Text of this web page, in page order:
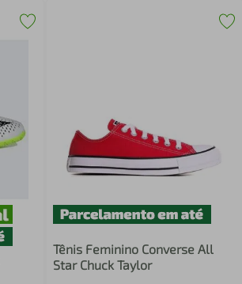
Tênis Feminino Converse All
Star Chuck Taylor